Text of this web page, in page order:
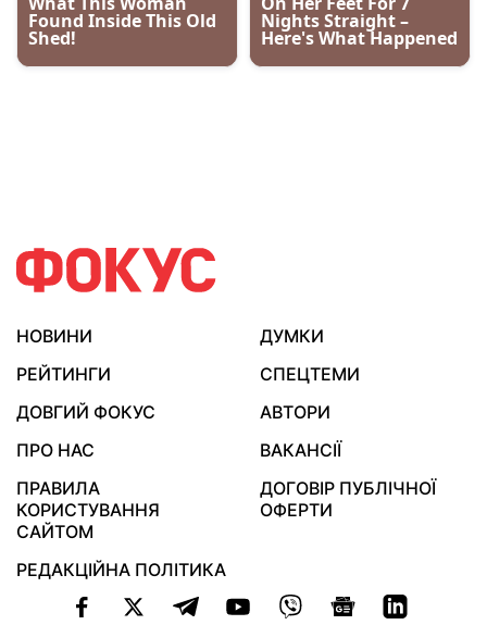
НОВИНИ
ДУМКИ
РЕЙТИНГИ
СПЕЦТЕМИ
ДОВГИЙ ФОКУС
АВТОРИ
ПРО НАС
ВАКАНСІЇ
ПРАВИЛА
КОРИСТУВАННЯ
САЙТОМ
ДОГОВІР ПУБЛІЧНОЇ
ОФЕРТИ
РЕДАКЦІЙНА ПОЛІТИКА